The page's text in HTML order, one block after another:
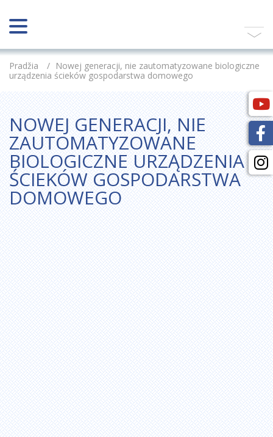
Pradžia / Nowej generacji, nie zautomatyzowane biologiczne
urządzenia ścieków gospodarstwa domowego
NOWEJ GENERACJI, NIE
ZAUTOMATYZOWANE
BIOLOGICZNE URZĄDZENIA
ŚCIEKÓW GOSPODARSTWA
DOMOWEGO